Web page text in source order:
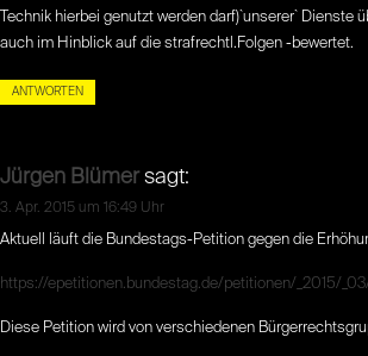
Technik hierbei genutzt werden darf)`unserer` Dienste
auch im Hinblick auf die strafrechtl.Folgen -bewertet.
ANTWORTEN
Jürgen Blümer sagt:
3. Apr. 2015 um 16:49 Uhr
Aktuell läuft die Bundestags-Petition gegen die
https://epetitionen.bundestag.de/petitionen/_2015/
Diese Petition wird von verschiedenen